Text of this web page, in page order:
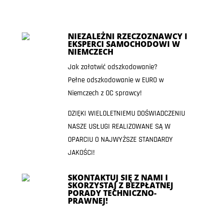
NIEZALEŻNI RZECZOZNAWCY I
EKSPERCI SAMOCHODOWI W
NIEMCZECH
Jak załatwić odszkodowanie?
Pełne odszkodowanie w EURO w
Niemczech z OC sprawcy!
DZIĘKI WIELOLETNIEMU DOŚWIADCZENIU
NASZE USŁUGI REALIZOWANE SĄ W
OPARCIU O NAJWYŻSZE STANDARDY
JAKOŚCI!
SKONTAKTUJ SIĘ Z NAMI I
SKORZYSTAJ Z BEZPŁATNEJ
PORADY TECHNICZNO-
PRAWNEJ!